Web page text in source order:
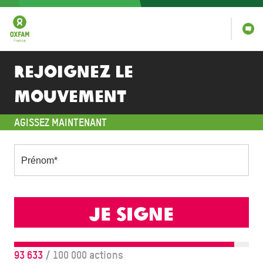
Rejoignez le
mouvement
AGISSEZ MAINTENANT
Prénom*
Je signe
93 633 / 100 000 actions